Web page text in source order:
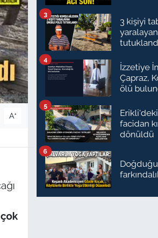
A+
3 kişiyi
3
İzzetiye
Çapraz,
ölü
4
facidan
dönüldü
5
6